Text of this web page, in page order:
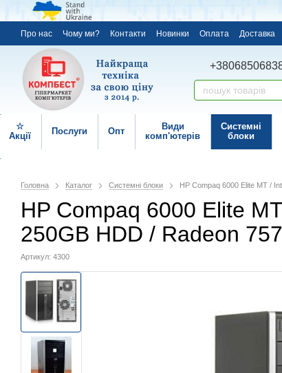
Про нас Чому ми? Контакти Новинки Оплата Доставка
☆
Акції
Послуги Опт
Види
комп'ютерів
Системні
блоки
Головна Каталог Системні блоки HP Compaq 6000 Elite MT /
HP Compaq 6000 Elite
250GB HDD / Radeon
Артикул: 4300